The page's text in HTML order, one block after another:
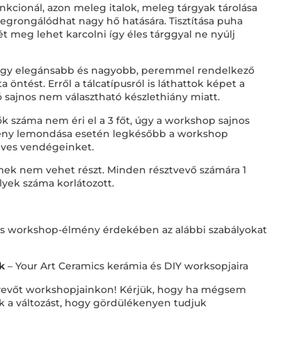
azon meleg italok, meleg tárgyak tárolása
nagy hő hatására. Tisztítása puha
meg lehet karcolni így éles tárggyal ne nyúlj
elegánsabb és nagyobb, peremmel rendelkező
öntést. Erről a tálcatípusról is láthattok képet a
nem választható készlethiány miatt.
száma nem éri el a 3 főt, úgy a workshop sajnos
lemondása esetén legkésőbb a workshop
vendégeinket.
nem vehet részt. Minden résztvevő számára 1
száma korlátozott.
workshop-élmény érdekében az alábbi szabályokat
– Your Art Ceramics kerámia és DIY worksopjaira
workshopjainkon! Kérjük, hogy ha mégsem
a változást, hogy gördülékenyen tudjuk